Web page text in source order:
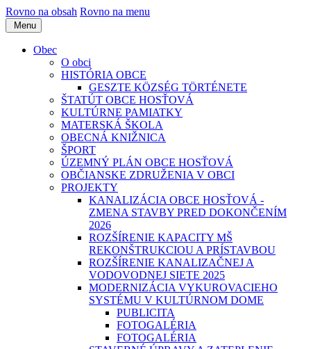
Rovno na obsah Rovno na menu
Menu
Obec
O obci
HISTÓRIA OBCE
GESZTE KÖZSÉG TÖRTÉNETE
ŠTATÚT OBCE HOSŤOVÁ
KULTÚRNE PAMIATKY
MATERSKÁ ŠKOLA
OBECNÁ KNIŽNICA
ŠPORT
ÚZEMNÝ PLÁN OBCE HOSŤOVÁ
OBČIANSKE ZDRUŽENIA V OBCI
PROJEKTY
KANALIZÁCIA OBCE HOSŤOVÁ -
ZMENA STAVBY PRED DOKONČENÍM
2026
ROZŠÍRENIE KAPACITY MŠ
REKONŠTRUKCIOU A PRÍSTAVBOU
ROZŠÍRENIE KANALIZAČNEJ A
VODOVODNEJ SIETE 2025
MODERNIZÁCIA VYKUROVACIEHO
SYSTÉMU V KULTÚRNOM DOME
PUBLICITA
FOTOGALÉRIA
FOTOGALÉRIA